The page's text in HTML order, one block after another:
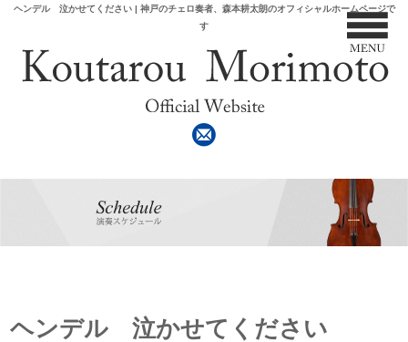
ヘンデル 泣かせてください | 神戸のチェロ奏者、森本耕太朗のオフィシャルホームページで
す
ヘンデル 泣かせてください